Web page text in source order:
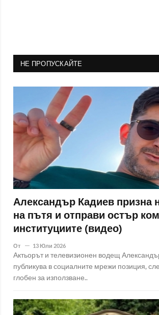
НЕ ПРОПУСКАЙТЕ
Александър Кадиев призна
на пътя и отправи остър
институциите (видео)
От 13 Юли 2026
Актьорът и телевизионен водещ
публикува в социалните мрежи позиция,
глобен за използване..